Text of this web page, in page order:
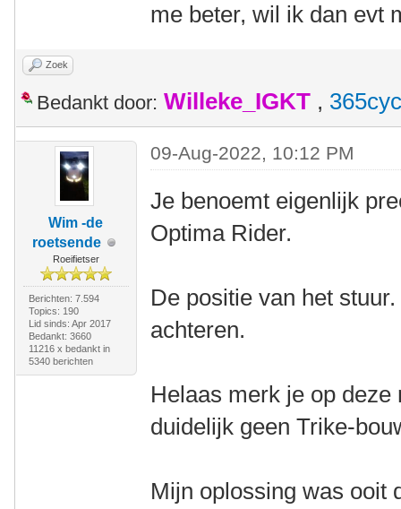
me beter, wil ik dan evt
Zoek
Bedankt door: Willeke_IGKT ,
Wim -de
roetsende
Roeifietser
Berichten: 7.594
Topics: 190
Lid sinds: Apr 2017
Bedankt: 3660
11216 x bedankt in
5340 berichten
09-Aug-2022, 10:12 PM
Je benoemt eigenlijk
Optima Rider.
De positie van het
achteren.
Helaas merk je op
duidelijk geen Trike-
Mijn oplossing was ooit